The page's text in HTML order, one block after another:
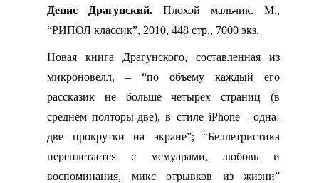
Денис Драгунский. Плохой мальчик. М.,
“РИПОЛ классик”, 2010, 448 стр., 7000 экз.
Новая книга Драгунского, составленная из
микроновелл, – “по объему каждый его
рассказик не больше четырех страниц (в
среднем полторы-две), в стиле iPhone- одна-
две прокрутки на экране”; “Беллетристика
переплетается с мемуарами, любовь и
воспоминания, микс отрывков из жизни”